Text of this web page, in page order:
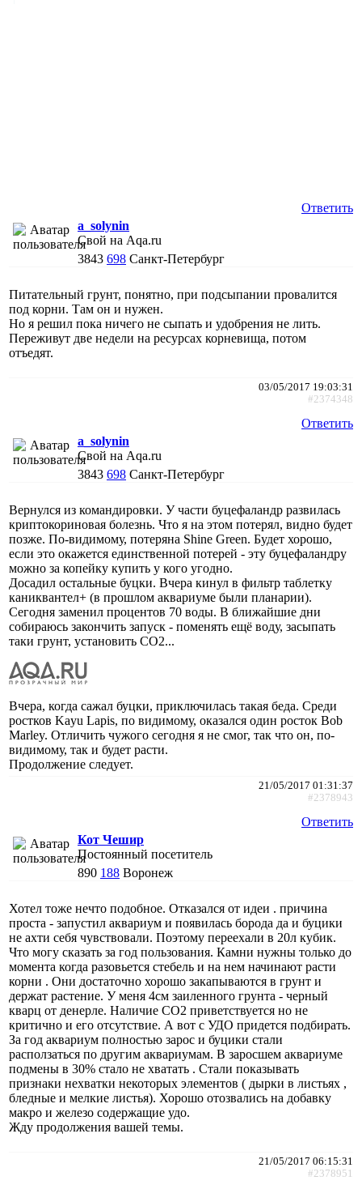
Ответить
a_solynin
Свой на Aqa.ru
3843 698 Санкт-Петербург
Питательный грунт, понятно, при подсыпании провалится
под корни. Там он и нужен.
Но я решил пока ничего не сыпать и удобрения не лить.
Переживут две недели на ресурсах корневища, потом
отъедят.
03/05/2017 19:03:31
#2374348
Ответить
a_solynin
Свой на Aqa.ru
3843 698 Санкт-Петербург
Вернулся из командировки. У части буцефаландр развилась
криптокориновая болезнь. Что я на этом потерял, видно будет
позже. По-видимому, потеряна Shine Green. Будет хорошо,
если это окажется единственной потерей - эту буцефаландру
можно за копейку купить у кого угодно.
Досадил остальные буцки. Вчера кинул в фильтр таблетку
каниквантел+ (в прошлом аквариуме были планарии).
Сегодня заменил процентов 70 воды. В ближайшие дни
собираюсь закончить запуск - поменять ещё воду, засыпать
таки грунт, установить СО2...
Вчера, когда сажал буцки, приключилась такая беда. Среди
ростков Kayu Lapis, по видимому, оказался один росток Bob
Marley. Отличить чужого сегодня я не смог, так что он, по-
видимому, так и будет расти.
Продолжение следует.
21/05/2017 01:31:37
#2378943
Ответить
Кот Чешир
Постоянный посетитель
890 188 Воронеж
Хотел тоже нечто подобное. Отказался от идеи . причина
проста - запустил аквариум и появилась борода да и буцики
не ахти себя чувствовали. Поэтому переехали в 20л кубик.
Что могу сказать за год пользования. Камни нужны только до
момента когда разовьется стебель и на нем начинают расти
корни . Они достаточно хорошо закапываются в грунт и
держат растение. У меня 4см заиленного грунта - черный
кварц от денерле. Наличие СО2 приветствуется но не
критично и его отсутствие. А вот с УДО придется подбирать.
За год аквариум полностью зарос и буцики стали
расползаться по другим аквариумам. В заросшем аквариуме
подмены в 30% стало не хватать . Стали показывать
признаки нехватки некоторых элементов ( дырки в листьях ,
бледные и мелкие листья). Хорошо отозвались на добавку
макро и железо содержащие удо.
Жду продолжения вашей темы.
21/05/2017 06:15:31
#2378951